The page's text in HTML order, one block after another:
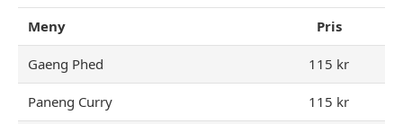
Meny Pris
Gaeng Phed 115 kr
Paneng Curry 115 kr